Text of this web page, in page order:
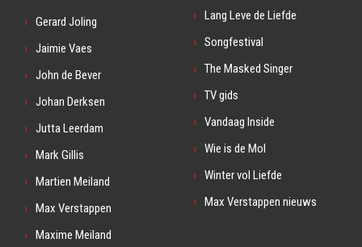
Gerard Joling
Jaimie Vaes
John de Bever
Johan Derksen
Jutta Leerdam
Mark Gillis
Martien Meiland
Max Verstappen
Maxime Meiland
Lang Leve de Liefde
Songfestival
The Masked Singer
TV gids
Vandaag Inside
Wie is de Mol
Winter vol Liefde
Max Verstappen nieuws